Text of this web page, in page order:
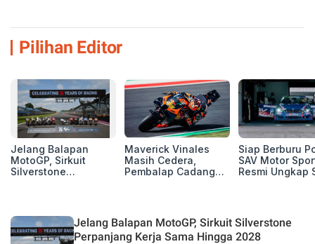
Pilihan Editor
Jelang Balapan
MotoGP, Sirkuit
Silverstone
Maverick Vinales
Masih Cedera,
Pembalap Cadangan
Siap Berburu
SAV Motor
Resmi Ungkap
Jelang Balapan MotoGP, Sirkuit Silverstone
Perpanjang Kerja Sama Hingga 2028